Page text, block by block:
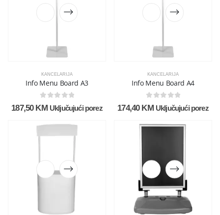
KANCELARIJA
Info Menu Board A3
0out of 5
187,50 KM Uključujući porez
KANCELARIJA
Info Menu Board A4
0out of 5
174,40 KM Uključujući porez